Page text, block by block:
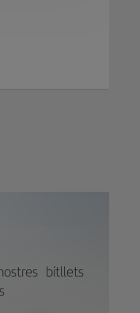
bitllets